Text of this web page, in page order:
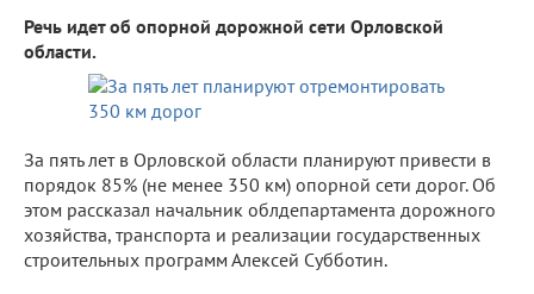
Речь идет об опорной дорожной сети Орловской
области.
За пять лет в Орловской области планируют привести в
порядок 85% (не менее 350 км) опорной сети дорог. Об
этом рассказал начальник облдепартамента дорожного
хозяйства, транспорта и реализации государственных
строительных программ Алексей Субботин.